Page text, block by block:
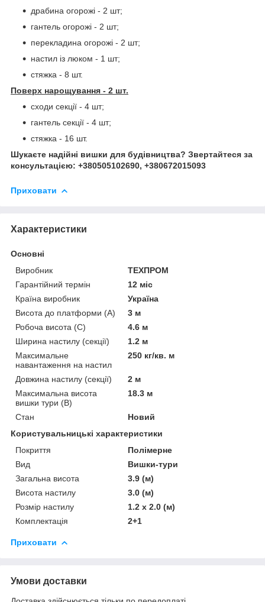
драбина огорожі - 2 шт;
гантель огорожі - 2 шт;
перекладина огорожі - 2 шт;
настил із люком - 1 шт;
стяжка - 8 шт.
Поверх нарощування - 2 шт.
сходи секції - 4 шт;
гантель секції - 4 шт;
стяжка - 16 шт.
Шукаєте надійні вишки для будівництва? Звертайтеся за
консультацією: +380505102690, +380672015093
Приховати
Характеристики
Основні
Виробник
ТЕХПРОМ
Гарантійний термін
12 міс
Країна виробник
Україна
Висота до платформи (А)
3 м
Робоча висота (С)
4.6 м
Ширина настилу (секції)
1.2 м
Максимальне
навантаження на настил
250 кг/кв. м
Довжина настилу (секції)
2 м
Максимальна висота
вишки тури (В)
18.3 м
Стан
Новий
Користувальницькі характеристики
Покриття
Полімерне
Вид
Вишки-тури
Загальна висота
3.9 (м)
Висота настилу
3.0 (м)
Розмір настилу
1.2 х 2.0 (м)
Комплектація
2+1
Приховати
Умови доставки